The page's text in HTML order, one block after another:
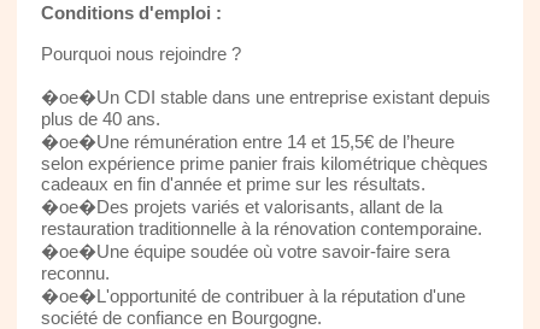
Conditions d'emploi :
Pourquoi nous rejoindre ?
�oe�Un CDI stable dans une entreprise existant depuis
plus de 40 ans.
�oe�Une rémunération entre 14 et 15,5€ de l’heure
selon expérience prime panier frais kilométrique chèques
cadeaux en fin d'année et prime sur les résultats.
�oe�Des projets variés et valorisants, allant de la
restauration traditionnelle à la rénovation contemporaine.
�oe�Une équipe soudée où votre savoir-faire sera
reconnu.
�oe�L'opportunité de contribuer à la réputation d'une
société de confiance en Bourgogne.